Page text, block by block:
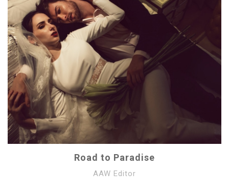
Road to Paradise
AAW Editor